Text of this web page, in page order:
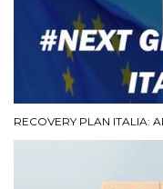
RECOVERY PLAN ITALIA: